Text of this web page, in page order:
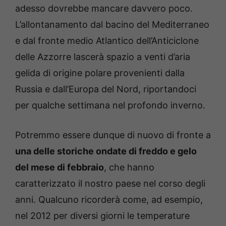
adesso dovrebbe mancare davvero poco.
L’allontanamento dal bacino del Mediterraneo
e dal fronte medio Atlantico dell’Anticiclone
delle Azzorre lascerà spazio a venti d’aria
gelida di origine polare provenienti dalla
Russia e dall’Europa del Nord, riportandoci
per qualche settimana nel profondo inverno.
Potremmo essere dunque di nuovo di fronte a
una delle storiche ondate di freddo e gelo
del mese di febbraio, che hanno
caratterizzato il nostro paese nel corso degli
anni. Qualcuno ricorderà come, ad esempio,
nel 2012 per diversi giorni le temperature